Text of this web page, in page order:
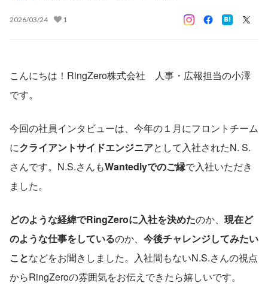
2026/03/24 1
こんにちは！RingZero株式会社　人事・広報担当の小澤
です。
今回の社員インタビューは、今年の１月にフロントチーム
にクライアントサイドエンジニアとして入社されたN. S.
さんです。N.S.さんもWantedlyでのご縁で入社いただき
ました。
どのような経緯でRingZeroに入社を決めたのか、 現在ど
のような仕事をしているのか、 今後チャレンジしてみたい
ことなどをお聞きしました。入社間もないN.S.さんの視点
からRingZeroの雰囲気をお伝えできたら嬉しいです。